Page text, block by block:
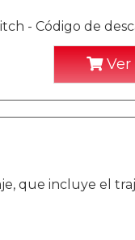
- Código de
Ver
que incluye el